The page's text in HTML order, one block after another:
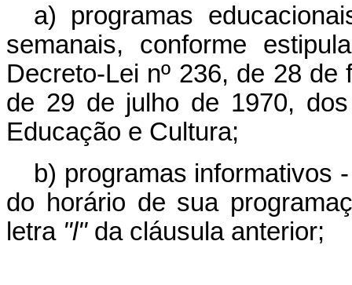
a) programas
semanais, conforme
Decreto-Lei nº 236, de 28
de 29 de julho de 1970,
Educação e Cultura;
b) programas informativos
do horário de sua
letra "l"da cláusula anterior;